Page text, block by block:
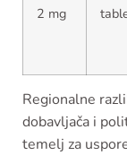
2 mg
Regionalne
dobavljača i
temelj za